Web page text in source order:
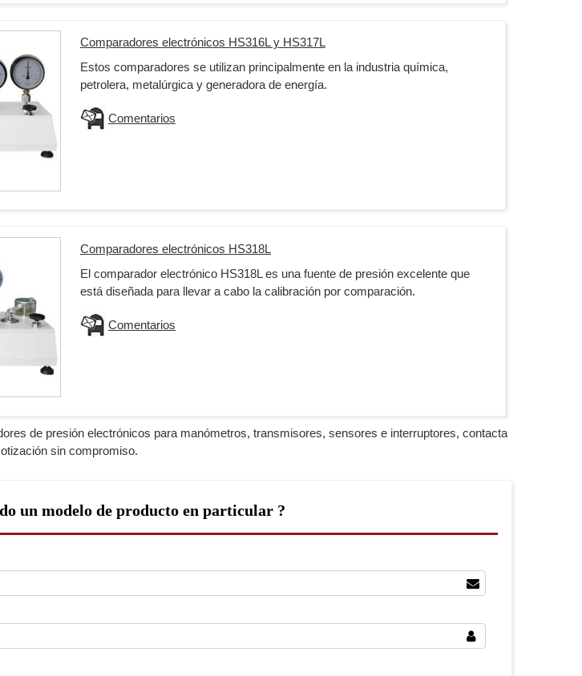
Comparadores electrónicos HS316L y HS317L
Estos comparadores se utilizan principalmente en la industria química,
petrolera, metalúrgica y generadora de energía.
Comentarios
Comparadores electrónicos HS318L
El comparador electrónico HS318L es una fuente de presión excelente que
está diseñada para llevar a cabo la calibración por comparación.
Comentarios
de presión electrónicos para manómetros, transmisores, sensores e interruptores, contacta
sin compromiso.
un modelo de producto en particular ?